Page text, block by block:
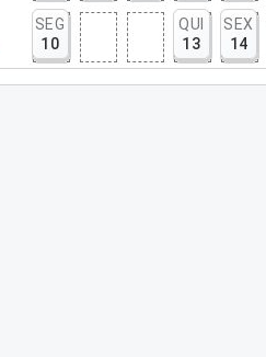
SEG
10
QUI
13
SEX
14